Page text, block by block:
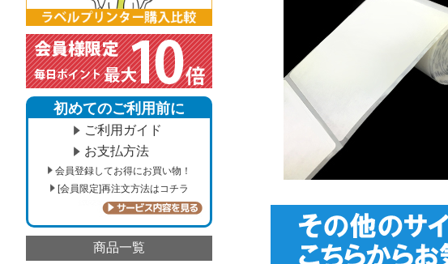
初めてのご利用前に
ご利用ガイド
お支払方法
会員登録してお得にお買い物！
[会員限定]再注文方法はコチラ
商品一覧